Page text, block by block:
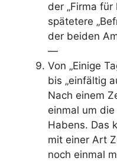
der „Firma für
spätetere
der beiden
—
Von „Einige
bis „einfältig
Nach einem
einmal um
Habens. Das
mit einer Art
noch einmal